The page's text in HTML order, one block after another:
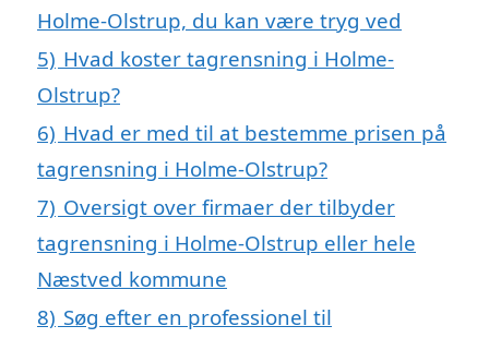
Holme-Olstrup, du kan være tryg ved
5) Hvad koster tagrensning i Holme-
Olstrup?
6) Hvad er med til at bestemme prisen på
tagrensning i Holme-Olstrup?
7) Oversigt over firmaer der tilbyder
tagrensning i Holme-Olstrup eller hele
Næstved kommune
8) Søg efter en professionel til